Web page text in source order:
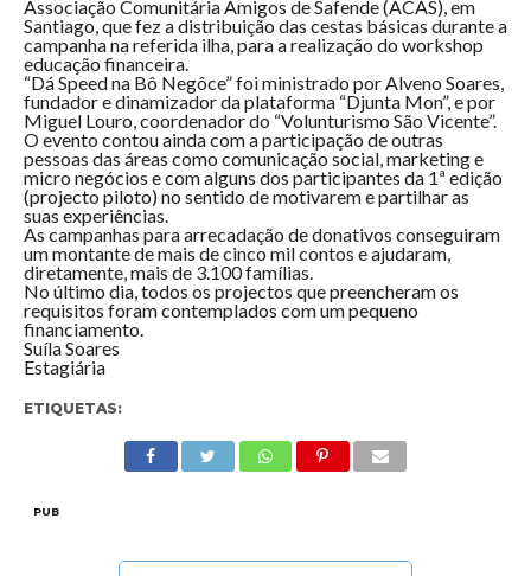
Associação Comunitária Amigos de Safende (ACAS), em
Santiago, que fez a distribuição das cestas básicas durante a
campanha na referida ilha, para a realização do workshop
educação financeira.
“Dá Speed na Bô Negôce” foi ministrado por Alveno Soares,
fundador e dinamizador da plataforma “Djunta Mon”, e por
Miguel Louro, coordenador do “Volunturismo São Vicente”.
O evento contou ainda com a participação de outras
pessoas das áreas como comunicação social, marketing e
micro negócios e com alguns dos participantes da 1ª edição
(projecto piloto) no sentido de motivarem e partilhar as
suas experiências.
As campanhas para arrecadação de donativos conseguiram
um montante de mais de cinco mil contos e ajudaram,
diretamente, mais de 3.100 famílias.
No último dia, todos os projectos que preencheram os
requisitos foram contemplados com um pequeno
financiamento.
Suíla Soares
Estagiária
ETIQUETAS:
PUB